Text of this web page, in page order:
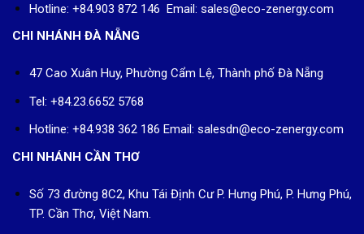
Hotline: +84.903 872 146 Email: sales@eco-zenergy.com
CHI NHÁNH ĐÀ NẴNG
47 Cao Xuân Huy, Phường Cẩm Lệ, Thành phố Đà Nẵng
Tel: +84.23.6652 5768
Hotline: +84.938 362 186 Email: salesdn@eco-zenergy.com
CHI NHÁNH CẦN THƠ
Số 73 đường 8C2, Khu Tái Định Cư P. Hưng Phú, P. Hưng Phú,
TP. Cần Thơ, Việt Nam.